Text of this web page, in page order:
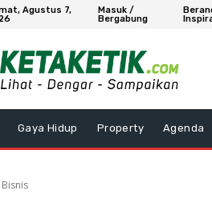
Agustus 7,
Masuk /
Bergabung
Gaya Hidup Property Agenda
Bisnis